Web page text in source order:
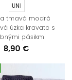
UNI
tmavá modrá
úzka kravata s
pásikmi
8,90 €